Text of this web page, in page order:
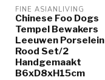
FINE ASIANLIVING
Chinese Foo Dogs
Tempel Bewakers
Leeuwen Porselein
Rood Set/2
Handgemaakt
B6xD8xH15cm